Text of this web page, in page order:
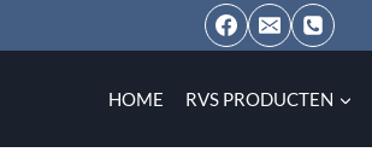
HOME RVS PRODUCTEN